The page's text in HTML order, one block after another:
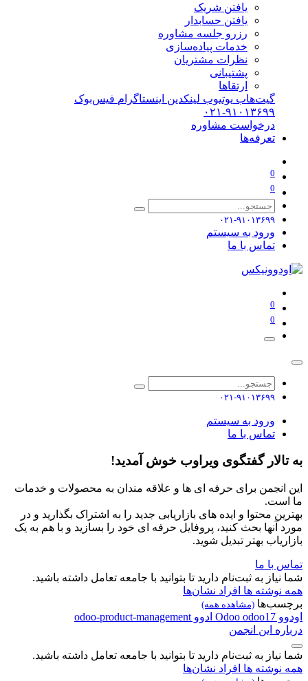
یافتن شریک
یافتن حسابدار
رزرو جلسه مشاوره
خدمات پیاده‌سازی
نظرات مشتریان
پشتیبانی
ارتقاها
گیت‌هاب یوتیوب لینکدین اینستاگرام فیس‌بوک
۰۲۱-۹۱۰۱۳۶۹۹
درخواست مشاوره
تعرفه‌ها
0
0
۰۲۱-۹۱۰۱۳۶۹۹
ورود به سیستم
تماس با ما
0
0
۰۲۱-۹۱۰۱۳۶۹۹
ورود به سیستم
تماس با ما
به تالار گفتگوی ویراوب خوش آمدید!
این انجمن برای حرفه ای ها و علاقه مندان به محصولات و خدمات
ما است.
بهترین محتوا و ایده های بازاریابی جدید را به اشتراک بگذارید و در
مورد آنها بحث کنید، پروفایل حرفه ای خود را بسازید و با هم به یک
بازاریاب بهتر تبدیل شوید.
تماس با ما
شما نیاز به ثبت‌نام دارید تا بتوانید با جامعه تعامل داشته باشید.
همه نوشته ها افراد نشان‌ها
برچسب‌ها (مشاهده همه)
اودوو Odoo odoo17 ادوو odoo-product-management
درباره این انجمن
شما نیاز به ثبت‌نام دارید تا بتوانید با جامعه تعامل داشته باشید.
همه نوشته ها افراد نشان‌ها